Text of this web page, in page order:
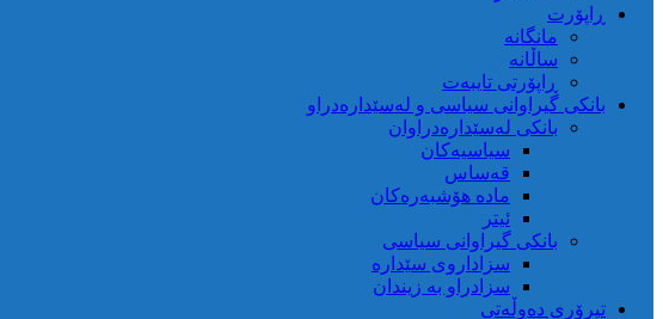
ڕاپۆرت
مانگانە
ساڵانە
ڕاپۆرتی تایبەت
بانکی گیراوانی سیاسی و لەسێدارەدراو
بانکی لەسێدارەدراوان
سیاسیەکان
قەساس
مادە هۆشبەرەکان
ئیتر
بانکی گیراوانی سیاسی
سزاداروی سێدارە
سزادراو بە زیندان
تیرۆری دەوڵەتی